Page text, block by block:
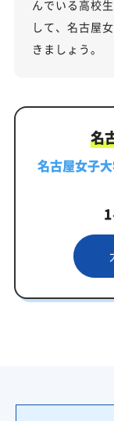
んでいる高校
して、名古屋
きましょう。
名
名古屋女子